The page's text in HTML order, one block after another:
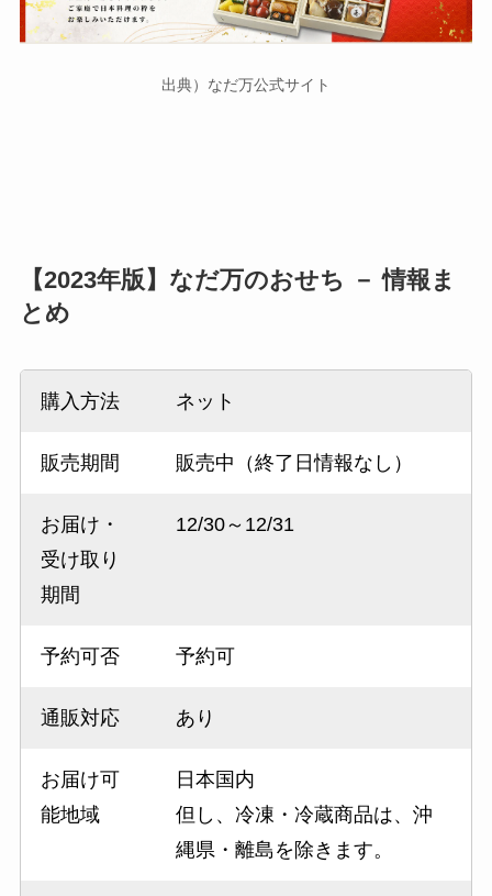
出典）なだ万公式サイト
【2023年版】なだ万のおせち － 情報ま
とめ
購入方法 ネット
販売期間 販売中（終了日情報なし）
お届け・
受け取り
期間
12/30～12/31
予約可否 予約可
通販対応 あり
お届け可
能地域
日本国内
但し、冷凍・冷蔵商品は、沖
縄県・離島を除きます。